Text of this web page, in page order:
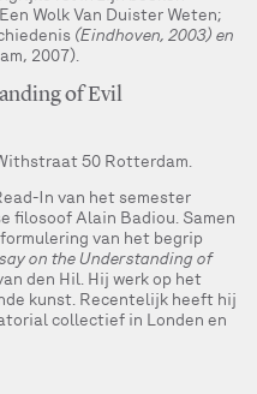
Een Wolk Van Duister Weten;
(Eindhoven, 2003) en
2007).
of Evil
50 Rotterdam.
In van het semester
filosoof Alain Badiou. Samen
van het begrip
on the Understanding of
den Hil. Hij werk op het
kunst. Recentelijk heeft hij
collectief in Londen en